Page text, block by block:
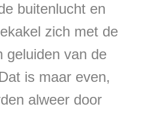
buitenlucht en
zich met de
geluiden van de
is maar even,
alweer door